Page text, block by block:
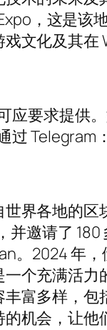
，这是
文化及其在
要求提供
Telegram
界各地的
邀请了
2024 年
个充满活
富多样，
机会，让